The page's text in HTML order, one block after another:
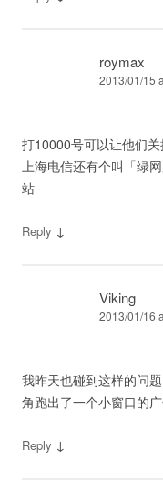
roymax
2013/01/15
打10000号可以让他们
上海电信还有个叫「绿
站
Reply ↓
Viking
2013/01/16
我昨天也碰到这样的问
角跑出了一个小窗口的
Reply ↓